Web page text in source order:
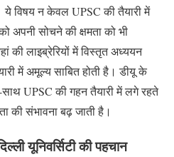
विषय न केवल UPSC की तैयारी में
अपनी सोचने की क्षमता को भी
की लाइब्रेरियों में विस्तृत अध्ययन
में अमूल्य साबित होती है। डीयू के
UPSC की गहन तैयारी में लगे रहते
की संभावना बढ़ जाती है।
यूनिवर्सिटी की पहचान